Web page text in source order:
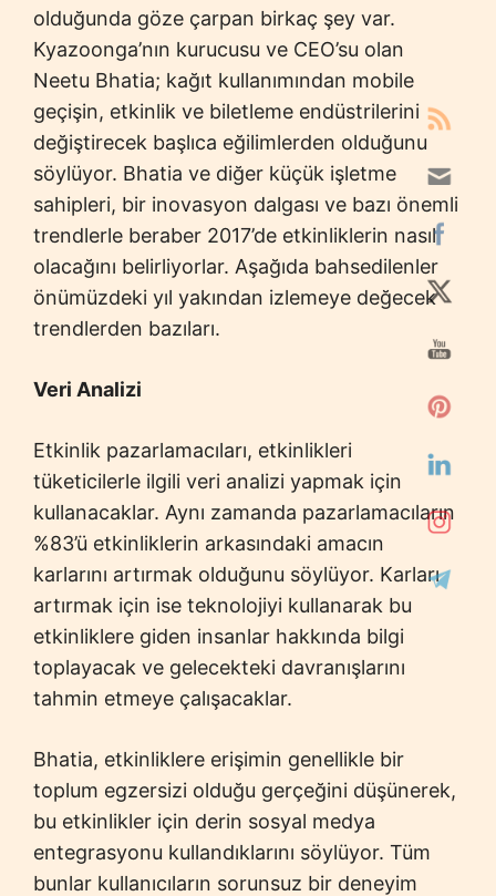
olduğunda göze çarpan birkaç şey var.
Kyazoonga’nın kurucusu ve CEO’su olan
Neetu Bhatia; kağıt kullanımından mobile
geçişin, etkinlik ve biletleme endüstrilerini
değiştirecek başlıca eğilimlerden olduğunu
söylüyor. Bhatia ve diğer küçük işletme
sahipleri, bir inovasyon dalgası ve bazı önemli
trendlerle beraber 2017’de etkinliklerin nasıl
olacağını belirliyorlar. Aşağıda bahsedilenler
önümüzdeki yıl yakından izlemeye değecek
trendlerden bazıları.
Veri Analizi
Etkinlik pazarlamacıları, etkinlikleri
tüketicilerle ilgili veri analizi yapmak için
kullanacaklar. Aynı zamanda pazarlamacıların
%83’ü etkinliklerin arkasındaki amacın
karlarını artırmak olduğunu söylüyor. Karları
artırmak için ise teknolojiyi kullanarak bu
etkinliklere giden insanlar hakkında bilgi
toplayacak ve gelecekteki davranışlarını
tahmin etmeye çalışacaklar.
Bhatia, etkinliklere erişimin genellikle bir
toplum egzersizi olduğu gerçeğini düşünerek,
bu etkinlikler için derin sosyal medya
entegrasyonu kullandıklarını söylüyor. Tüm
bunlar kullanıcıların sorunsuz bir deneyim